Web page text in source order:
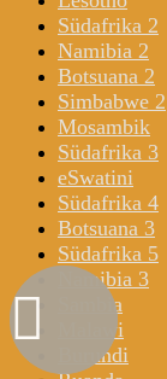
Südafrika 2
Namibia 2
Botsuana 2
Simbabwe 2
Mosambik
Südafrika 3
eSwatini
Südafrika 4
Botsuana 3
Südafrika 5
Namibia 3
Sambia
Malawi
Burundi